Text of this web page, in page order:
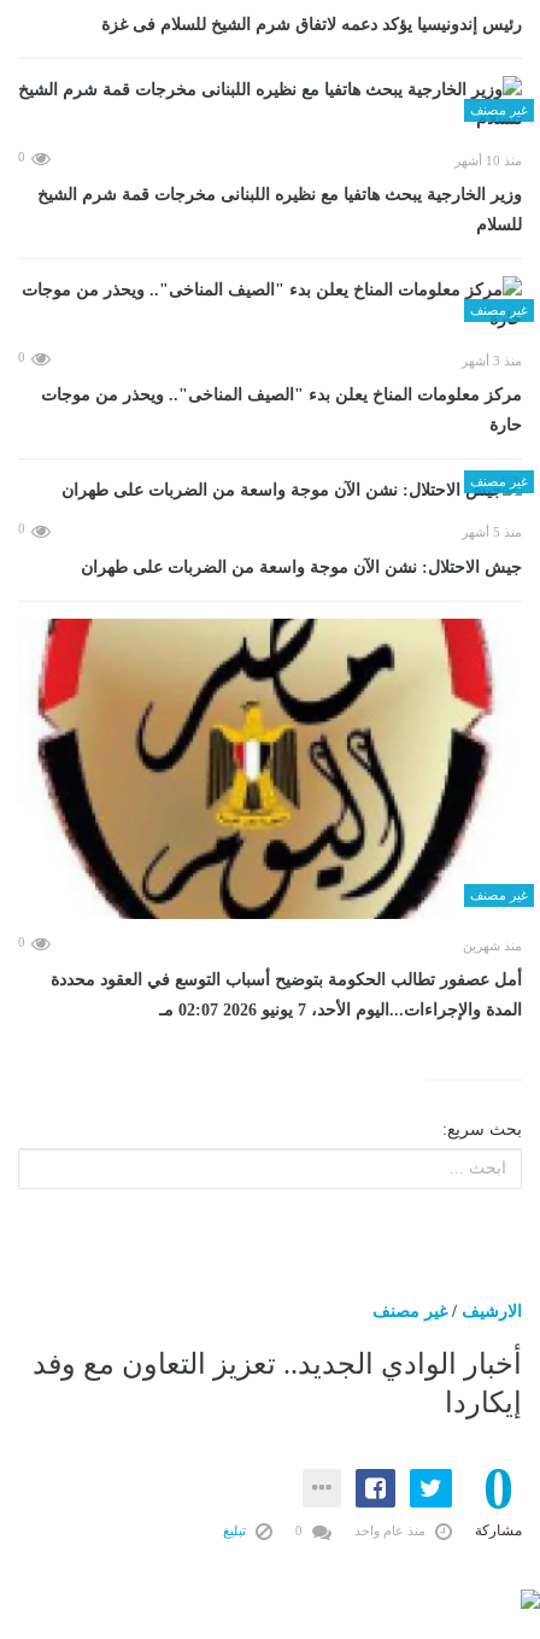
رئيس إندونيسيا يؤكد دعمه لاتفاق شرم الشيخ للسلام فى غزة
غير مصنف
منذ 10 أشهر 0
وزير الخارجية يبحث هاتفيا مع نظيره اللبنانى مخرجات قمة شرم الشيخ
للسلام
غير مصنف
منذ 3 أشهر 0
مركز معلومات المناخ يعلن بدء "الصيف المناخى".. ويحذر من موجات
حارة
غير مصنف
منذ 5 أشهر 0
جيش الاحتلال: نشن الآن موجة واسعة من الضربات على طهران
غير مصنف
منذ شهرين 0
أمل عصفور تطالب الحكومة بتوضيح أسباب التوسع في العقود محددة
المدة والإجراءات...اليوم الأحد، 7 يونيو 2026 02:07 مـ
بحث سريع:
الارشيف /غير مصنف
أخبار الوادي الجديد.. تعزيز التعاون مع وفد
إيكاردا
0
مشاركة منذ عام واحد تبليغ